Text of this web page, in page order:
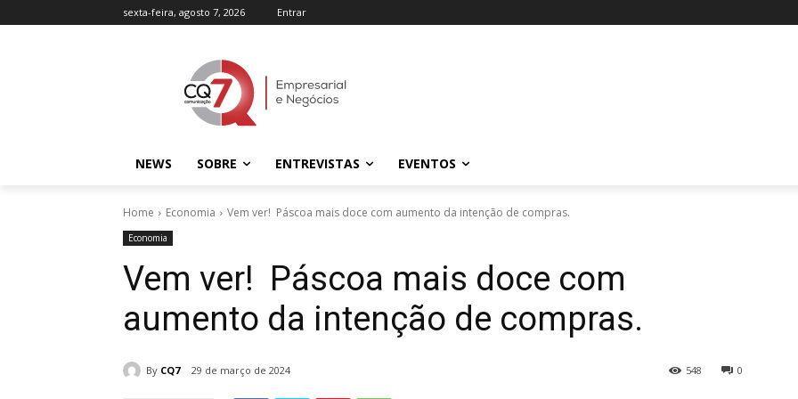
sexta-feira, agosto 7, 2026 Entrar
NEWS SOBRE ENTREVISTAS EVENTOS
Home Economia Vem ver! Páscoa mais doce com aumento da intenção de compras.
Economia
Vem ver! Páscoa mais doce com
aumento da intenção de compras.
By CQ7 29 de março de 2024 0
548